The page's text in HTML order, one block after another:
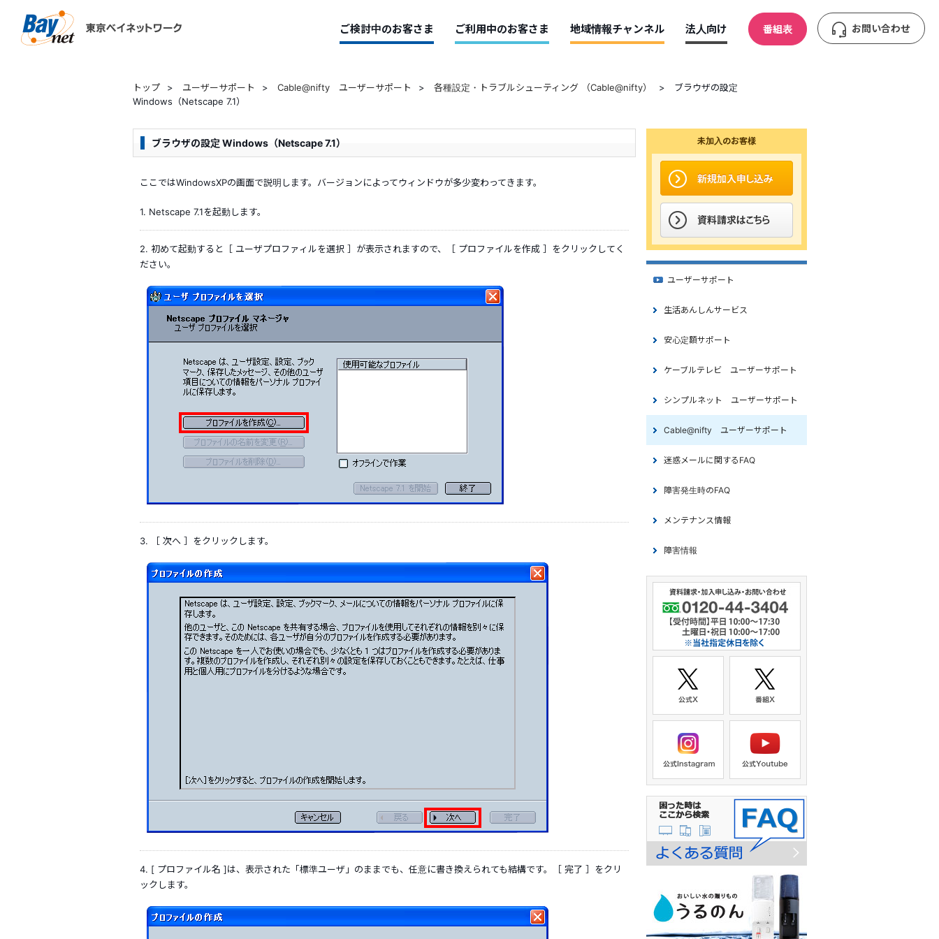
ご検討中のお客さま ご利用中のお客さま 地域情報チャンネル 法人向け 番組表 お問い合わせ
トップ > ユーザーサポート > Cable@nifty ユーザーサポート > 各種設定・トラブルシューティング （Cable@nifty） >
ブラウザの設定
Windows（Netscape 7.1）
ブラウザの設定 Windows（Netscape 7.1）
ここではWindowsXPの画面で説明します。バージョンによってウィンドウが多少変わってきます。
1. Netscape 7.1を起動します。
2. 初めて起動すると［ ユーザプロファィルを選択 ］が表示されますので、［ プロファイルを作成 ］をクリックしてく
ださい。
3. ［ 次へ ］をクリックします。
4. [ プロファイル名 ]は、表示された「標準ユーザ」のままでも、任意に書き換えられても結構です。［ 完了 ］をクリ
ックします。
未加入のお客様
ユーザーサポート
生活あんしんサービス
安心定額サポート
ケーブルテレビ ユーザーサポート
シンプルネット ユーザーサポート
Cable@nifty ユーザーサポート
迷惑メールに関するFAQ
障害発生時のFAQ
メンテナンス情報
障害情報